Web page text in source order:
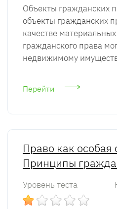
Объекты гражданских
объекты гражданских
качестве
гражданского права
недвижимому
Перейти
Право как особая
Принципы
Уровень теста